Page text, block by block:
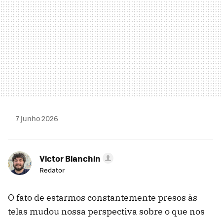
7 junho 2026
Victor Bianchin
Redator
O fato de estarmos constantemente presos às
telas mudou nossa perspectiva sobre o que nos